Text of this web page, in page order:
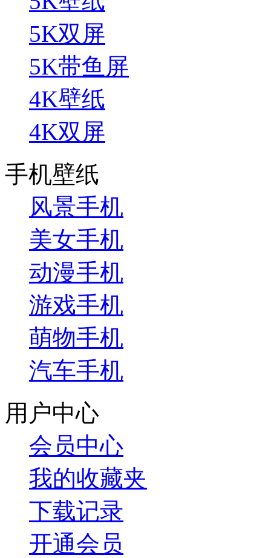
5K双屏
5K带鱼屏
4K壁纸
4K双屏
手机壁纸
风景手机
美女手机
动漫手机
游戏手机
萌物手机
汽车手机
用户中心
会员中心
我的收藏夹
下载记录
开通会员